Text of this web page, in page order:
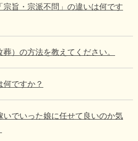
宗旨・宗派不問」の違いは何です
）の方法を教えてください。
何ですか？
いでいった娘に任せて良いのか気